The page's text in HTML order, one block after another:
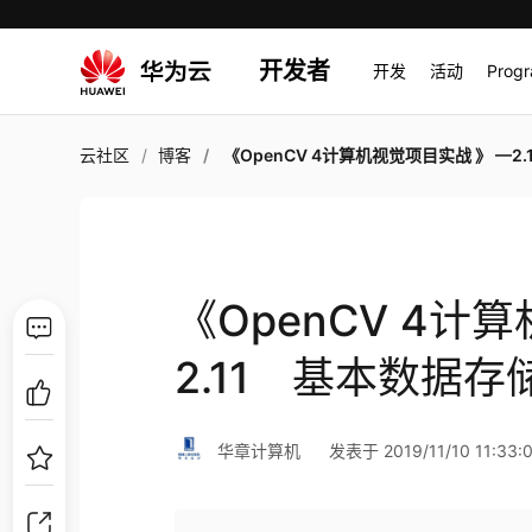
开发者 开发 活动
云社区 博客 《OpenCV 4计算机视觉项目实战 》 —2.11 基本数据
《OpenCV 4计
2.11 基本数据存
华章计算机 发表于 2019/11/10